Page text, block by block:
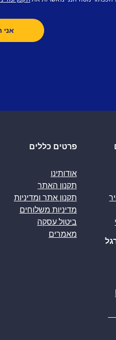
פרטים כללים
אודותינו
תקנון האתר
תקנון אתר ומדיניות
מדיניות משלוחים
ביטול עסקה
מאמרים